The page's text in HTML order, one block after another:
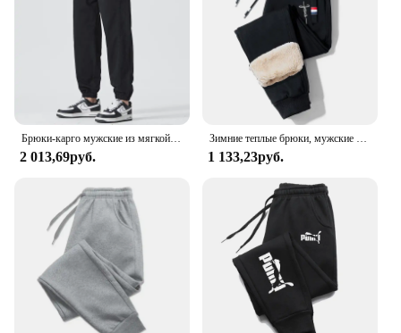
2 013,69руб. 1 133,23руб.